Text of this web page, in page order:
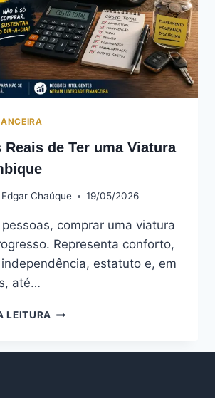
Reais de Ter uma Viatura
Edgar Chaúque 19/05/2026
comprar uma viatura
Representa conforto,
estatuto e, em
até…
LEITURA OS
DE